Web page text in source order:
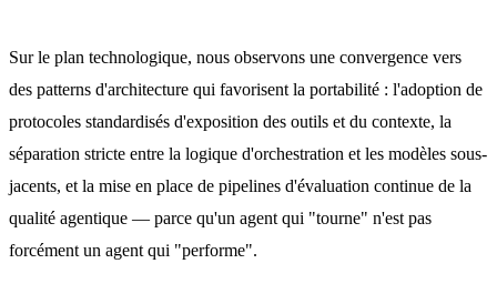
Sur le plan technologique, nous observons une convergence vers
des patterns d'architecture qui favorisent la portabilité : l'adoption de
protocoles standardisés d'exposition des outils et du contexte, la
séparation stricte entre la logique d'orchestration et les modèles sous-
jacents, et la mise en place de pipelines d'évaluation continue de la
qualité agentique — parce qu'un agent qui "tourne" n'est pas
forcément un agent qui "performe".